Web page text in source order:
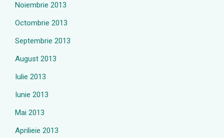
Noiembrie 2013
Octombrie 2013
Septembrie 2013
August 2013
Iulie 2013
Iunie 2013
Mai 2013
Aprilieie 2013